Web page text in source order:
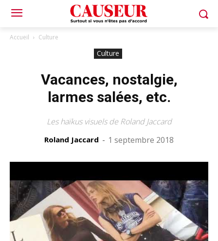
Accueil Culture
Culture
Vacances, nostalgie,
larmes salées, etc.
Les haïkus visuels de Roland Jaccard
Roland Jaccard - 1 septembre 2018